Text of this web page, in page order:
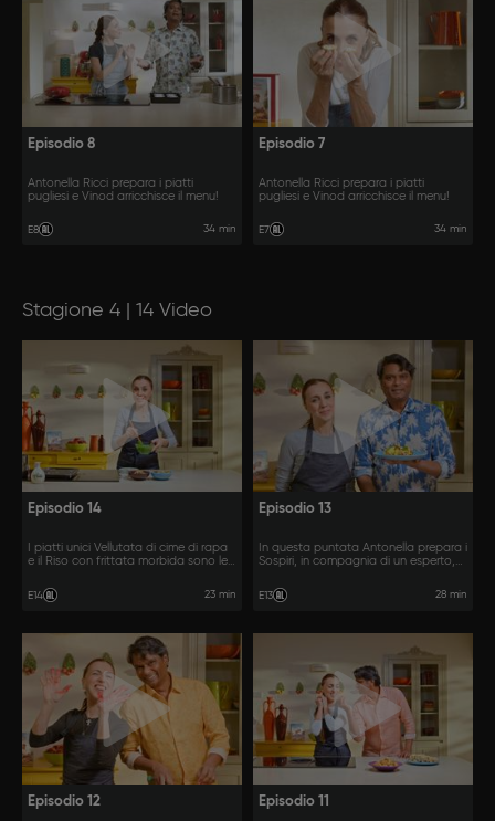
Episodio 8
Antonella Ricci prepara i piatti
pugliesi e Vinod arricchisce il menu!
E8 34 min
Episodio 7
Antonella Ricci prepara i piatti
pugliesi e Vinod arricchisce il menu!
E7 34 min
Stagione 4 | 14 Video
Episodio 14
I piatti unici Vellutata di cime di rapa
e il Riso con frittata morbida sono le
E14 23 min
Episodio 13
In questa puntata Antonella prepara i
Sospiri, in compagnia di un esperto,
zenzero.
E13 28 min
Episodio 12 Episodio 11